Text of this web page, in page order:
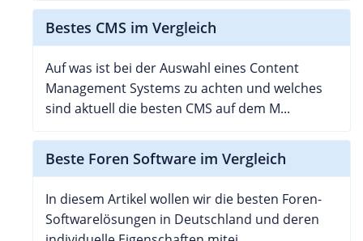
Bestes CMS im Vergleich
Auf was ist bei der Auswahl eines Content
Management Systems zu achten und welches
sind aktuell die besten CMS auf dem M...
Beste Foren Software im Vergleich
In diesem Artikel wollen wir die besten Foren-
Softwarelösungen in Deutschland und deren